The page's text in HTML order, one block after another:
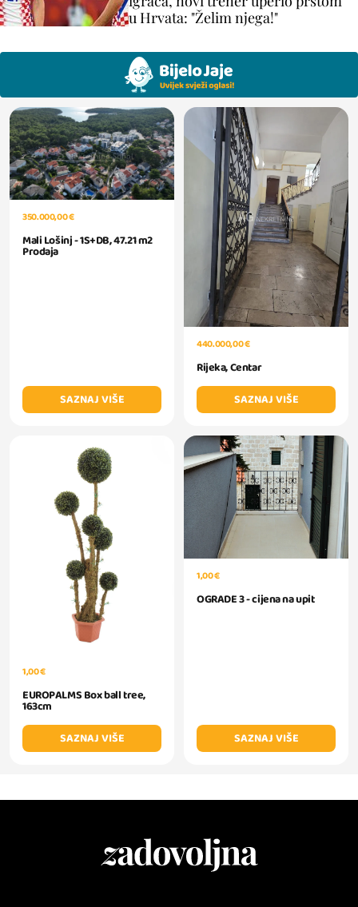
u Hrvata: "Želim njega!"
350.000,00 €
Mali Lošinj - 1S+DB, 47.21 m2
Prodaja
SAZNAJ VIŠE
440.000,00 €
Rijeka, Centar
SAZNAJ VIŠE
1,00 €
EUROPALMS Box ball tree,
163cm
SAZNAJ VIŠE
1,00 €
OGRADE 3 - cijena na upit
SAZNAJ VIŠE